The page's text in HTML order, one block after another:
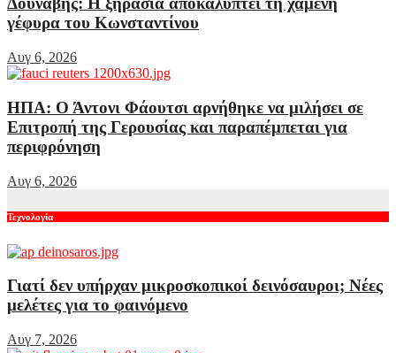
γέφυρα του Κωνσταντίνου
Αυγ 6, 2026
ΗΠΑ: Ο Άντονι Φάουτσι αρνήθηκε να μιλήσει σε
Επιτροπή της Γερουσίας και παραπέμπεται για
περιφρόνηση
Αυγ 6, 2026
Τεχνολογία
Γιατί δεν υπήρχαν μικροσκοπικοί δεινόσαυροι; Νέες
μελέτες για το φαινόμενο
Αυγ 7, 2026